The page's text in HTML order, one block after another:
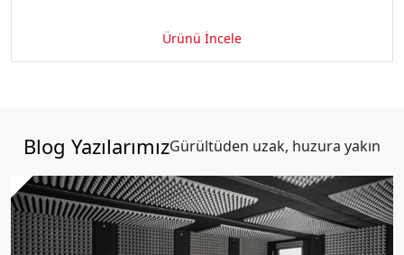
Ürünü İncele
Blog YazılarımızGürültüden uzak, huzura yakın